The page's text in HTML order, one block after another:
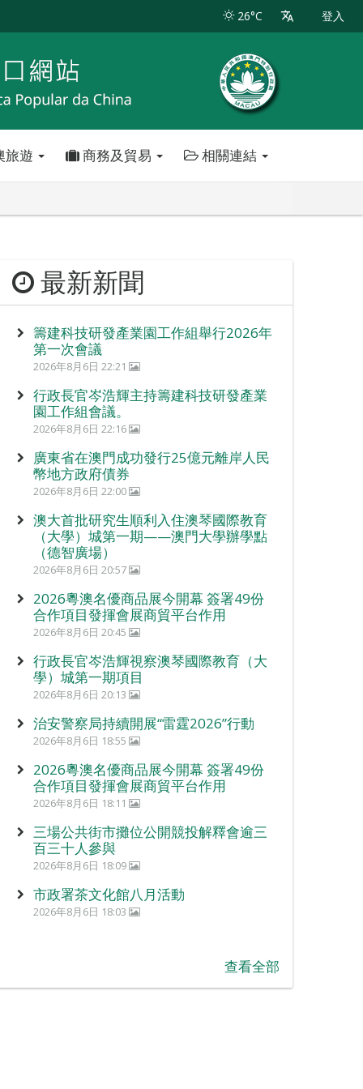
26°C 登入
遊 商務及貿易 相關連結
最新新聞
籌建科技研發產業園工作組舉行2026年
第一次會議
2026年8月6日 22:21
行政長官岑浩輝主持籌建科技研發產業
園工作組會議。
2026年8月6日 22:16
廣東省在澳門成功發行25億元離岸人民
幣地方政府債券
2026年8月6日 22:00
澳大首批研究生順利入住澳琴國際教育
（大學）城第一期——澳門大學辦學點
（德智廣場）
2026年8月6日 20:57
2026粵澳名優商品展今開幕 簽署49份
合作項目發揮會展商貿平台作用
2026年8月6日 20:45
行政長官岑浩輝視察澳琴國際教育（大
學）城第一期項目
2026年8月6日 20:13
治安警察局持續開展“雷霆2026”行動
2026年8月6日 18:55
2026粵澳名優商品展今開幕 簽署49份
合作項目發揮會展商貿平台作用
2026年8月6日 18:11
三場公共街市攤位公開競投解釋會逾三
百三十人參與
2026年8月6日 18:09
市政署茶文化館八月活動
2026年8月6日 18:03
查看全部